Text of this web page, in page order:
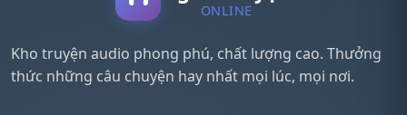
ONLINE
Kho truyện audio phong phú, chất lượng cao. Thưởng
thức những câu chuyện hay nhất mọi lúc, mọi nơi.